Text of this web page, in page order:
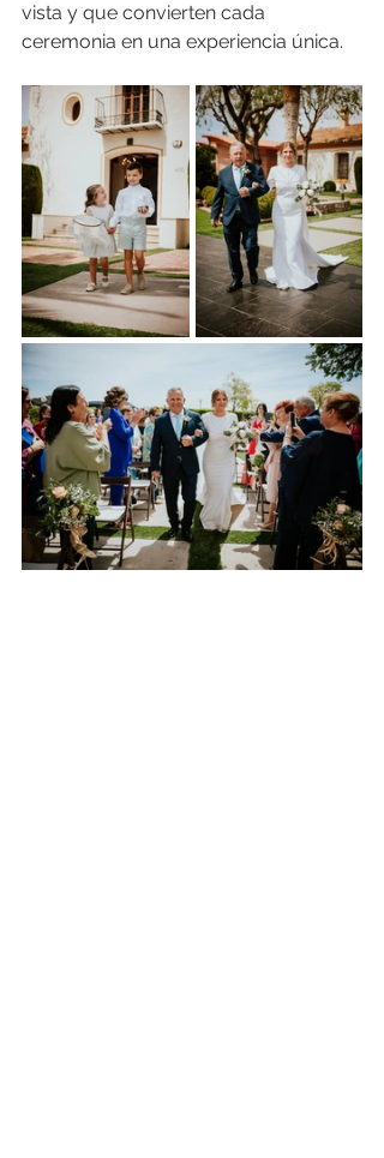
vista y que convierten cada
ceremonia en una experiencia única.